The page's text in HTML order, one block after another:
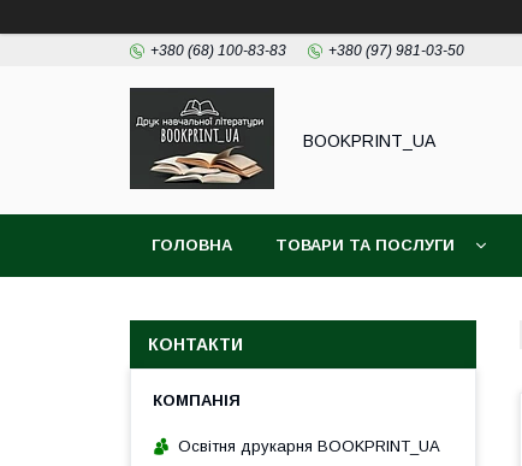
+380 (68) 100-83-83 +380 (97) 981-03-50
BOOKPRINT_UA
ГОЛОВНА ТОВАРИ ТА ПОСЛУГИ
КОНТАКТИ
Освітня друкарня BOOKPRINT_UA